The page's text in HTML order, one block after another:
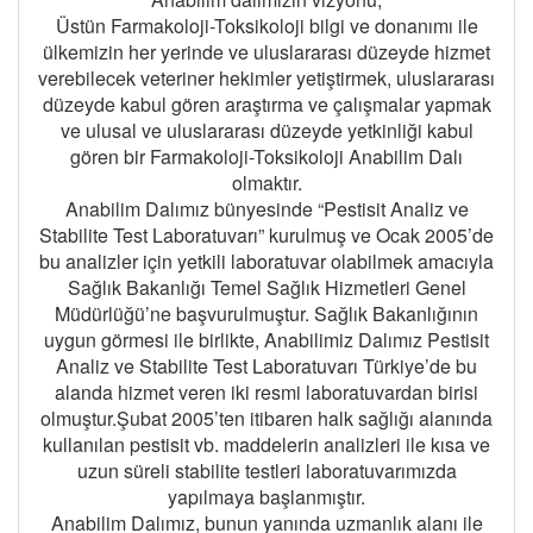
Üstün Farmakoloji-Toksikoloji bilgi ve donanımı ile
ülkemizin her yerinde ve uluslararası düzeyde hizmet
verebilecek veteriner hekimler yetiştirmek, uluslararası
düzeyde kabul gören araştırma ve çalışmalar yapmak
ve ulusal ve uluslararası düzeyde yetkinliği kabul
gören bir Farmakoloji-Toksikoloji Anabilim Dalı
olmaktır.
Anabilim Dalımız bünyesinde “Pestisit Analiz ve
Stabilite Test Laboratuvarı” kurulmuş ve Ocak 2005’de
bu analizler için yetkili laboratuvar olabilmek amacıyla
Sağlık Bakanlığı Temel Sağlık Hizmetleri Genel
Müdürlüğü’ne başvurulmuştur. Sağlık Bakanlığının
uygun görmesi ile birlikte, Anabilimiz Dalımız Pestisit
Analiz ve Stabilite Test Laboratuvarı Türkiye’de bu
alanda hizmet veren iki resmi laboratuvardan birisi
olmuştur.Şubat 2005’ten itibaren halk sağlığı alanında
kullanılan pestisit vb. maddelerin analizleri ile kısa ve
uzun süreli stabilite testleri laboratuvarımızda
yapılmaya başlanmıştır.
Anabilim Dalımız, bunun yanında uzmanlık alanı ile